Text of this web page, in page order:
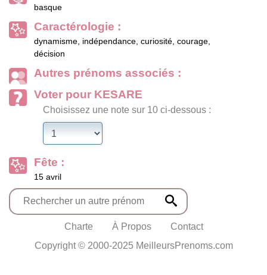
basque
Caractérologie :
dynamisme, indépendance, curiosité, courage,
décision
Autres prénoms associés :
Voter pour KESARE
Choisissez une note sur 10 ci-dessous :
Fête :
15 avril
Charte À Propos
Contact
Copyright © 2000-2025 MeilleursPrenoms.com